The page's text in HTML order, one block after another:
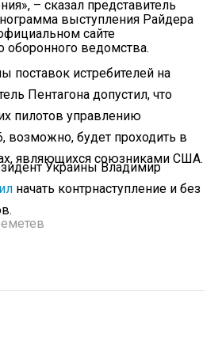
– сказал представитель
выступления Райдера
сайте
оборонного ведомства.
поставок истребителей на
Пентагона допустил, что
пилотов управлению
возможно, будет проходить в
являющихся союзниками США.
Украины Владимир
начать контрнаступление и без